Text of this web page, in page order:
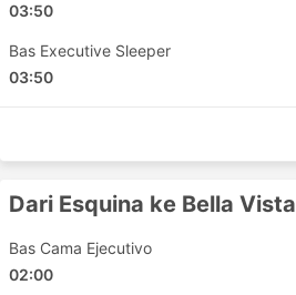
03:50
Bas Executive Sleeper
03:50
Dari Esquina ke Bella Vista
Bas Cama Ejecutivo
02:00